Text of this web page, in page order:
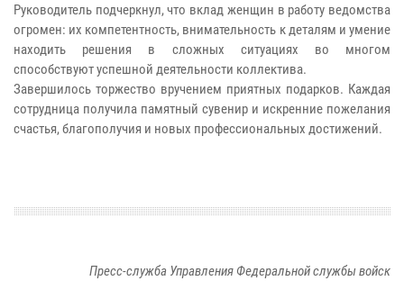
Руководитель подчеркнул, что вклад женщин в работу ведомства
огромен: их компетентность, внимательность к деталям и умение
находить решения в сложных ситуациях во многом
способствуют успешной деятельности коллектива.
Завершилось торжество вручением приятных подарков. Каждая
сотрудница получила памятный сувенир и искренние пожелания
счастья, благополучия и новых профессиональных достижений.
Пресс-служба Управления Федеральной службы войск